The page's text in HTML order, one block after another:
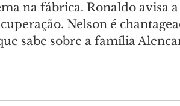
na fábrica. Ronaldo avisa
Nelson é
sabe sobre a família